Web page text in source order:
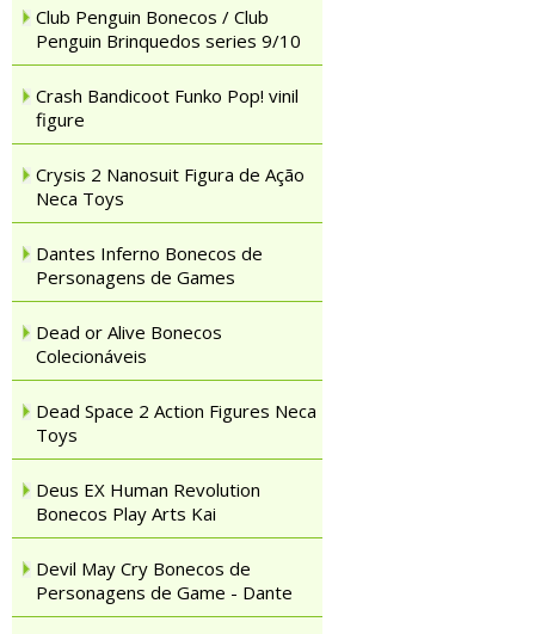
Club Penguin Bonecos / Club
Penguin Brinquedos series 9/10
Crash Bandicoot Funko Pop! vinil
figure
Crysis 2 Nanosuit Figura de Ação
Neca Toys
Dantes Inferno Bonecos de
Personagens de Games
Dead or Alive Bonecos
Colecionáveis
Dead Space 2 Action Figures Neca
Toys
Deus EX Human Revolution
Bonecos Play Arts Kai
Devil May Cry Bonecos de
Personagens de Game - Dante